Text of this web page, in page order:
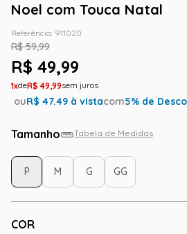
Noel com Touca Natal
Referência: 911020
R$ 59,99
R$ 49,99
1 R$ 49,99
ouR$ 47.49 à vistacom5% de
Tamanho Tabela de Medidas
COR
P M G GG